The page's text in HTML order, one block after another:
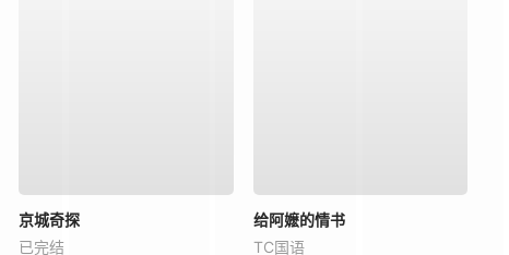
京城奇探
已完结
给阿嬷的情书
TC国语